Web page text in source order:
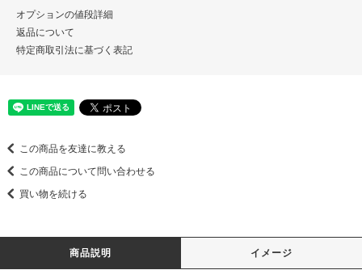
オプションの値段詳細
返品について
特定商取引法に基づく表記
この商品を友達に教える
この商品について問い合わせる
買い物を続ける
商品説明 イメージ